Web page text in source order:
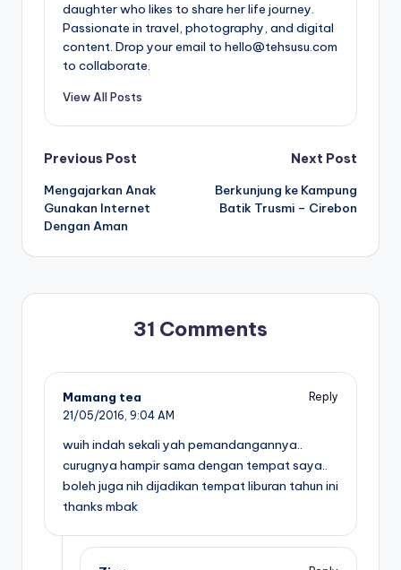
daughter who likes to share her life journey.
Passionate in travel, photography, and digital
content. Drop your email to hello@tehsusu.com
to collaborate.
View All Posts
Post
navigation
Previous Post
Mengajarkan Anak
Gunakan Internet
Dengan Aman
Next Post
Berkunjung ke Kampung
Batik Trusmi – Cirebon
31 Comments
Mamang tea
Reply
21/05/2016, 9:04 AM
wuih indah sekali yah pemandangannya..
curugnya hampir sama dengan tempat saya..
boleh juga nih dijadikan tempat liburan tahun ini
thanks mbak